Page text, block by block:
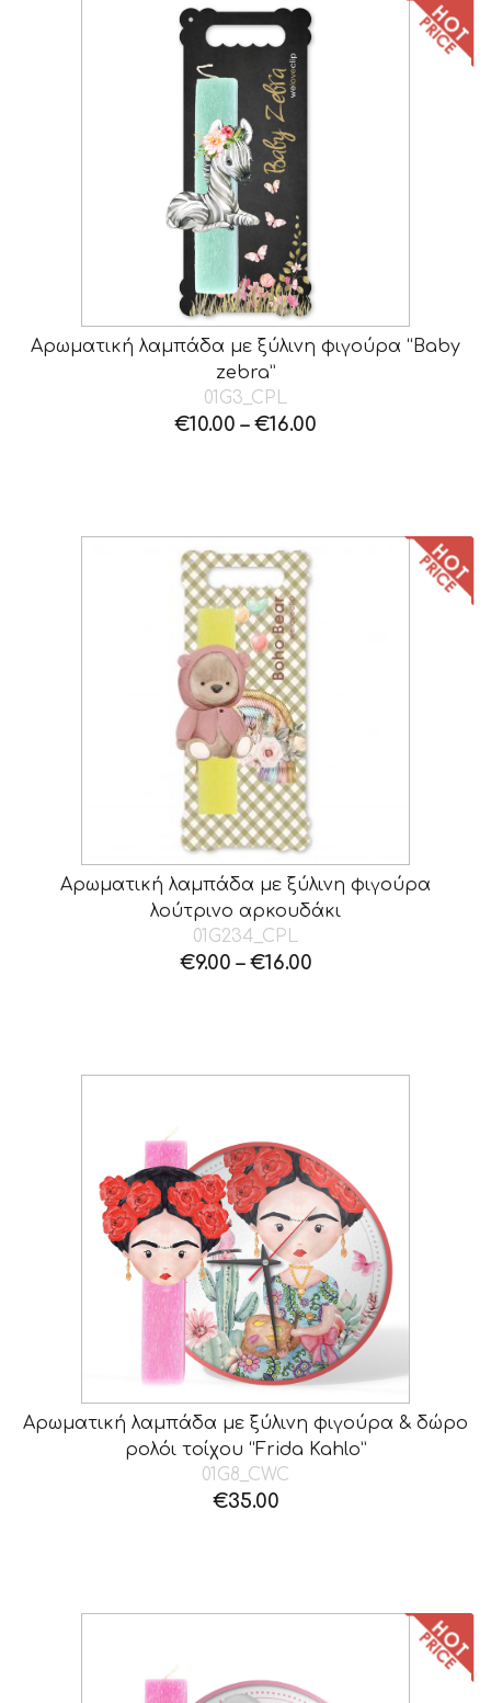
Αρωματική λαμπάδα με ξύλινη φιγούρα “Baby
zebra”
01G3_CPL
€10.00 – €16.00
Αρωματική λαμπάδα με ξύλινη φιγούρα
λούτρινο αρκουδάκι
01G234_CPL
€9.00 – €16.00
Αρωματική λαμπάδα με ξύλινη φιγούρα & δώρο
ρολόι τοίχου “Frida Kahlo”
01G8_CWC
€35.00